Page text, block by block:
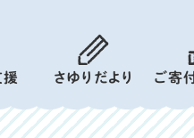
援 さゆりだより ご寄